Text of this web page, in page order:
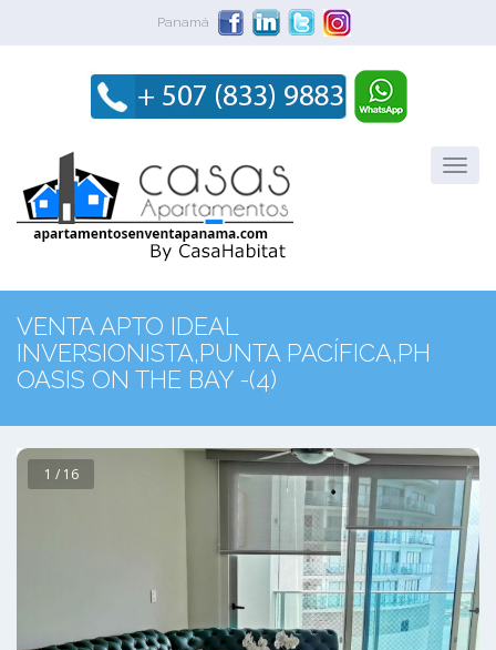
Panamá
VENTA APTO IDEAL
INVERSIONISTA,PUNTA PACÍFICA,PH
OASIS ON THE BAY -(4)
1 / 16